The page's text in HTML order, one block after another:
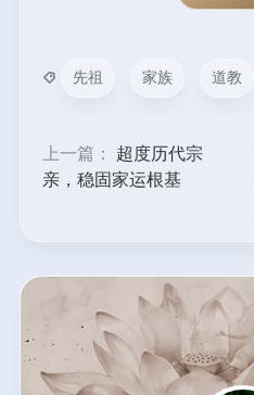
先祖 家族 道教
上一篇：
超度历代宗
亲，稳固家运根基